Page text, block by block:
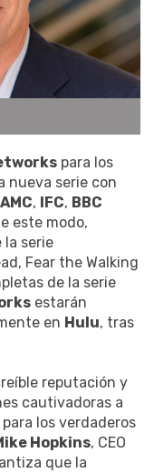
para los
nueva serie con
AMC, IFC, BBC
este modo,
la serie
Fear the Walking
de la serie
estarán
en Hulu, tras
reputación y
cautivadoras a
los verdaderos
Hopkins, CEO
que la